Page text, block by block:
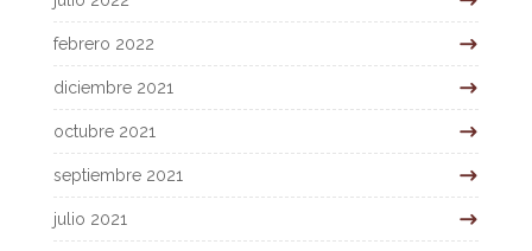
febrero 2022
diciembre 2021
octubre 2021
septiembre 2021
julio 2021